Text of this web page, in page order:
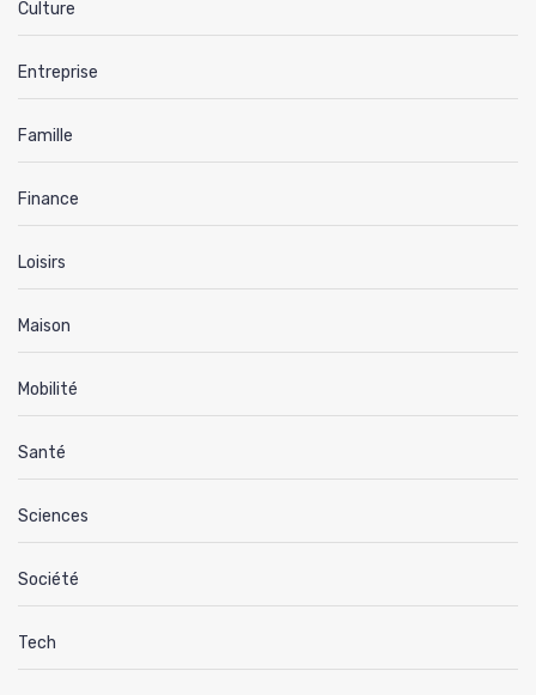
Culture
Entreprise
Famille
Finance
Loisirs
Maison
Mobilité
Santé
Sciences
Société
Tech